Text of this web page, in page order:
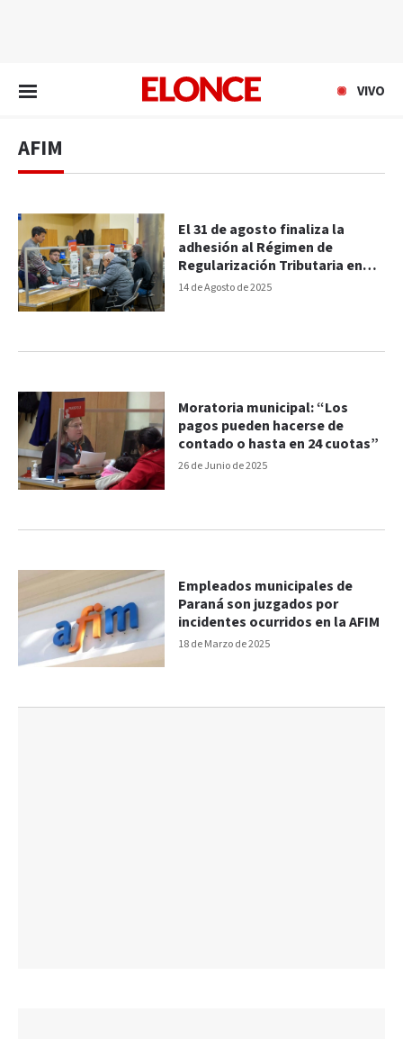
VIVO
AFIM
14 de Agosto de 2025
El 31 de agosto finaliza la
adhesión al Régimen de
Regularización Tributaria en
Paraná
26 de Junio de 2025
Moratoria municipal: “Los
pagos pueden hacerse de
contado o hasta en 24 cuotas”
18 de Marzo de 2025
Empleados municipales de
Paraná son juzgados por
incidentes ocurridos en la AFIM